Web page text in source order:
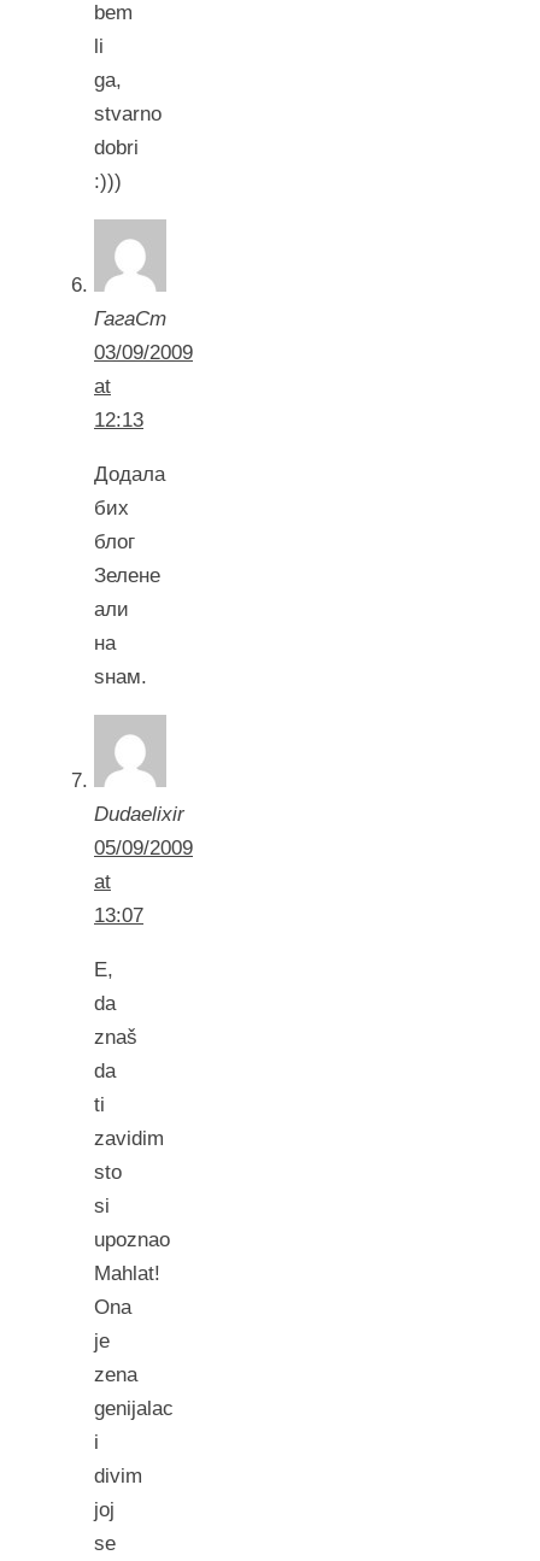
bem
li
ga,
stvarno
dobri
:)))
ГагаСт
03/09/2009
at
12:13
Додала
бих
блог
Зелене
али
на
ѕнам.
Dudaelixir
05/09/2009
at
13:07
E,
da
znaš
da
ti
zavidim
sto
si
upoznao
Mahlat!
Ona
je
zena
genijalac
i
divim
joj
se